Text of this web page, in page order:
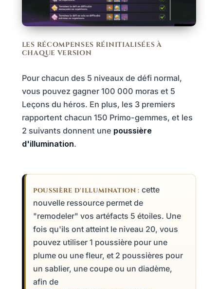
LES RÉCOMPENSES RÉINITIALISÉES À
CHAQUE VERSION
Pour chacun des 5 niveaux de défi normal,
vous pouvez gagner 100 000 moras et 5
Leçons du héros. En plus, les 3 premiers
rapportent chacun 150 Primo-gemmes, et les
2 suivants donnent une poussière
d'illumination.
POUSSIÈRE D'ILLUMINATION : cette
nouvelle ressource permet de
"remodeler" vos artéfacts 5 étoiles. Une
fois qu'ils ont atteint le niveau 20, vous
pouvez utiliser 1 poussière pour une
plume ou une fleur, et 2 poussières pour
un sablier, une coupe ou un diadème,
afin de